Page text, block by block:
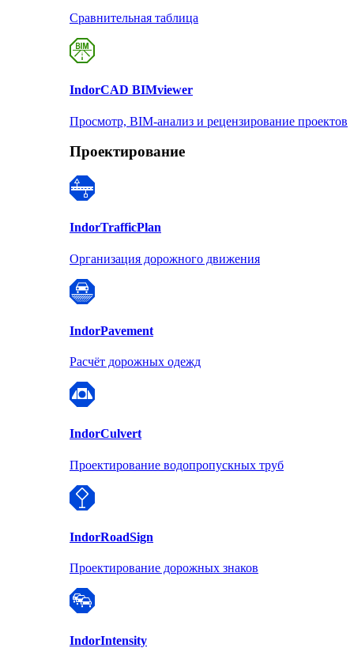
Сравнительная таблица
IndorCAD BIMviewer
Просмотр, BIM-анализ и рецензирование проектов
Проектирование
IndorTrafficPlan
Организация дорожного движения
IndorPavement
Расчёт дорожных одежд
IndorCulvert
Проектирование водопропускных труб
IndorRoadSign
Проектирование дорожных знаков
IndorIntensity